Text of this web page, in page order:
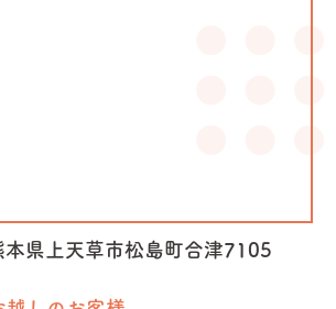
県上天草市松島町合津7105